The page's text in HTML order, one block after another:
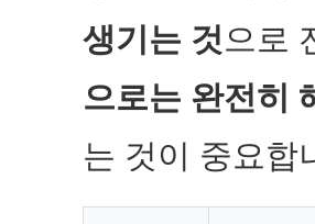
생기는 것으로
으로는 완전히
는 것이 중요합